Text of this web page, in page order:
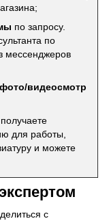
по запросу.
по
мессенджеров
видеосмотр
для работы,
и можете
с